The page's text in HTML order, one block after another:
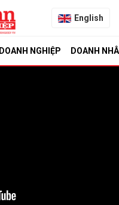
English
DOANH NGHIỆP DOANH